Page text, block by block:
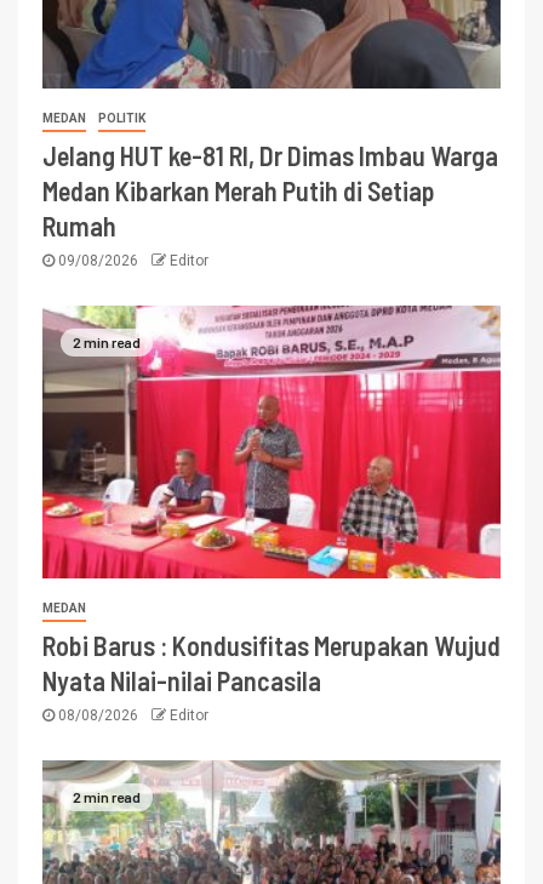
MEDAN POLITIK
Jelang HUT ke-81 RI, Dr Dimas Imbau Warga
Medan Kibarkan Merah Putih di Setiap
Rumah
09/08/2026 Editor
2 min read
MEDAN
Robi Barus : Kondusifitas Merupakan Wujud
Nyata Nilai-nilai Pancasila
08/08/2026 Editor
2 min read